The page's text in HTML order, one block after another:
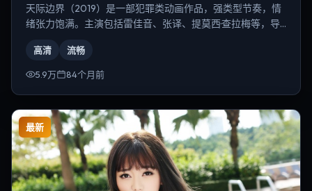
天际边界（2019）是一部犯罪类动画作品，强类型节奏，情
绪张力饱满。主演包括雷佳音、张译、提莫西·查拉梅等，导
高清 流畅
5.9万 84个月前
最新